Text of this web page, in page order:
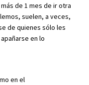
de 1 mes de ir otra
suelen, a veces,
de quienes sólo les
en lo
en el